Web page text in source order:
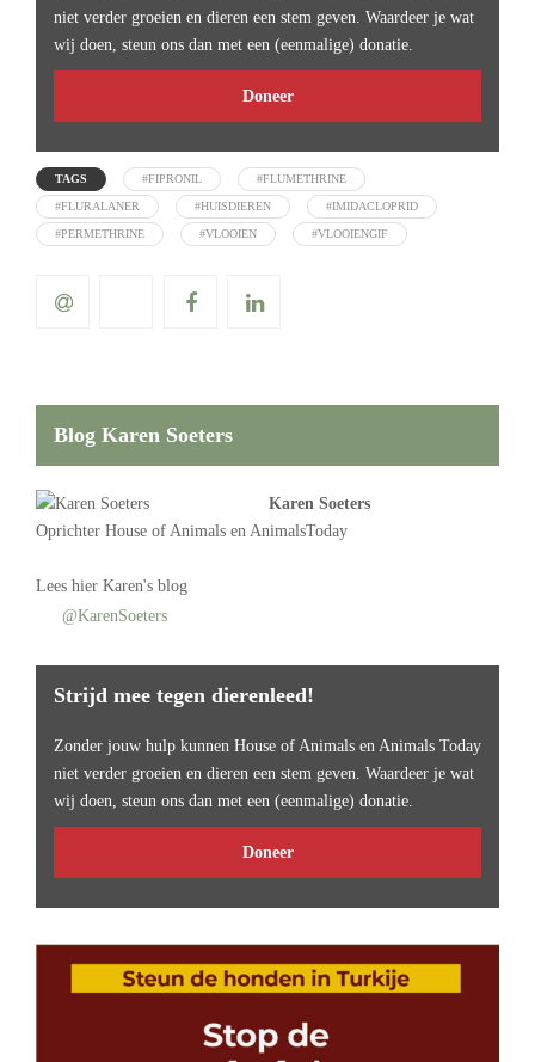
niet verder groeien en dieren een stem geven. Waardeer je wat
wij doen, steun ons dan met een (eenmalige) donatie.
Doneer
TAGS #FIPRONIL #FLUMETHRINE
#FLURALANER #HUISDIEREN #IMIDACLOPRID
#PERMETHRINE #VLOOIEN #VLOOIENGIF
Blog Karen Soeters
Karen Soeters
Oprichter House of Animals en AnimalsToday
Lees hier Karen's blog
@KarenSoeters
Strijd mee tegen dierenleed!
Zonder jouw hulp kunnen House of Animals en Animals Today
niet verder groeien en dieren een stem geven. Waardeer je wat
wij doen, steun ons dan met een (eenmalige) donatie.
Doneer